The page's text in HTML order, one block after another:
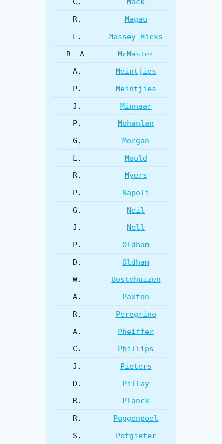
C.
Mack
R.
Magau
L.
Massey-Hicks
R. A.
McMaster
A.
Meintjies
P.
Meintjies
J.
Minnaar
P.
Mohanlan
G.
Morgan
L.
Mould
R.
Myers
P.
Napoli
G.
Neil
J.
Nell
P.
Oldham
D.
Oldham
W.
Oostehuizen
A.
Paxton
R.
Peregrino
A.
Pheiffer
C.
Phillips
J.
Pieters
D.
Pillay
R.
Planck
R.
Poggenpoel
S.
Potgieter